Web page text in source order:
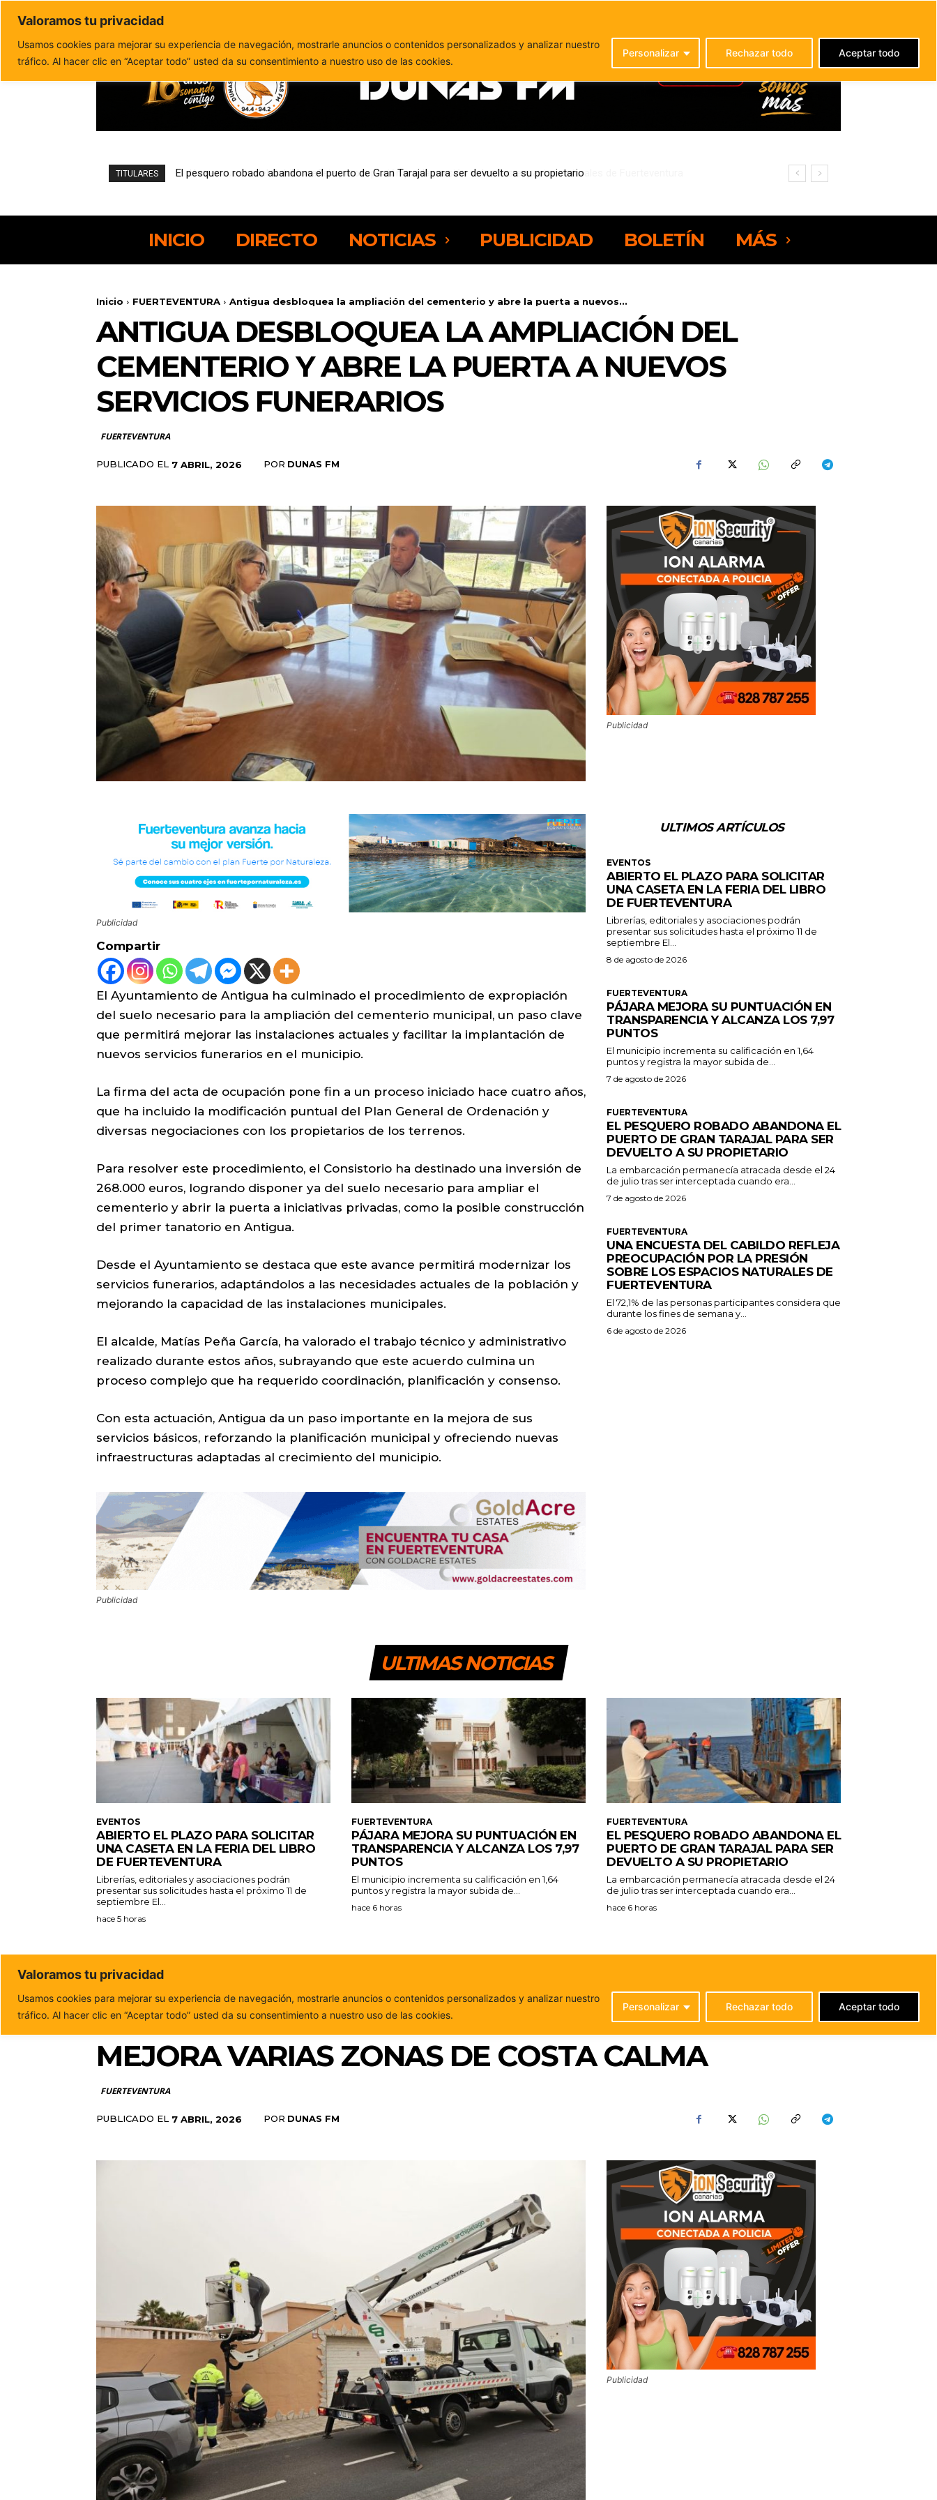
Valoramos tu privacidad
Usamos cookies para mejorar su experiencia de navegación, mostrarle anuncios o contenidos personalizados y analizar nuestro
tráfico. Al hacer clic en “Aceptar todo” usted da su consentimiento a nuestro uso de las cookies.
Personalizar Rechazar todo Aceptar todo
Política de privacidad
TITULARES Una encuesta del Cabildo refleja preocupación por la presión sobre los espacios naturales de Fuerteventura
INICIO DIRECTO NOTICIAS PUBLICIDAD BOLETÍN MÁS
Inicio FUERTEVENTURA Antigua desbloquea la ampliación del cementerio y abre la puerta a nuevos...
ANTIGUA DESBLOQUEA LA AMPLIACIÓN DEL
CEMENTERIO Y ABRE LA PUERTA A NUEVOS
SERVICIOS FUNERARIOS
FUERTEVENTURA
PUBLICADO EL 7 ABRIL, 2026 POR DUNAS FM
Publicidad
Publicidad
Compartir
El Ayuntamiento de Antigua ha culminado el procedimiento de expropiación
del suelo necesario para la ampliación del cementerio municipal, un paso clave
que permitirá mejorar las instalaciones actuales y facilitar la implantación de
nuevos servicios funerarios en el municipio.
La firma del acta de ocupación pone fin a un proceso iniciado hace cuatro años,
que ha incluido la modificación puntual del Plan General de Ordenación y
diversas negociaciones con los propietarios de los terrenos.
Para resolver este procedimiento, el Consistorio ha destinado una inversión de
268.000 euros, logrando disponer ya del suelo necesario para ampliar el
cementerio y abrir la puerta a iniciativas privadas, como la posible construcción
del primer tanatorio en Antigua.
Desde el Ayuntamiento se destaca que este avance permitirá modernizar los
servicios funerarios, adaptándolos a las necesidades actuales de la población y
mejorando la capacidad de las instalaciones municipales.
El alcalde, Matías Peña García, ha valorado el trabajo técnico y administrativo
realizado durante estos años, subrayando que este acuerdo culmina un
proceso complejo que ha requerido coordinación, planificación y consenso.
Con esta actuación, Antigua da un paso importante en la mejora de sus
servicios básicos, reforzando la planificación municipal y ofreciendo nuevas
infraestructuras adaptadas al crecimiento del municipio.
Publicidad
ULTIMOS ARTÍCULOS
EVENTOS
ABIERTO EL PLAZO PARA SOLICITAR
UNA CASETA EN LA FERIA DEL LIBRO
DE FUERTEVENTURA
Librerías, editoriales y asociaciones podrán
presentar sus solicitudes hasta el próximo 11 de
septiembre El...
8 de agosto de 2026
FUERTEVENTURA
PÁJARA MEJORA SU PUNTUACIÓN EN
TRANSPARENCIA Y ALCANZA LOS 7,97
PUNTOS
El municipio incrementa su calificación en 1,64
puntos y registra la mayor subida de...
7 de agosto de 2026
FUERTEVENTURA
EL PESQUERO ROBADO ABANDONA EL
PUERTO DE GRAN TARAJAL PARA SER
DEVUELTO A SU PROPIETARIO
La embarcación permanecía atracada desde el 24
de julio tras ser interceptada cuando era...
7 de agosto de 2026
FUERTEVENTURA
UNA ENCUESTA DEL CABILDO REFLEJA
PREOCUPACIÓN POR LA PRESIÓN
SOBRE LOS ESPACIOS NATURALES DE
FUERTEVENTURA
El 72,1% de las personas participantes considera que
durante los fines de semana y...
6 de agosto de 2026
ULTIMAS NOTICIAS
EVENTOS
ABIERTO EL PLAZO PARA SOLICITAR
UNA CASETA EN LA FERIA DEL LIBRO
DE FUERTEVENTURA
Librerías, editoriales y asociaciones podrán
presentar sus solicitudes hasta el próximo 11 de
septiembre El...
hace 5 horas
FUERTEVENTURA
PÁJARA MEJORA SU PUNTUACIÓN EN
TRANSPARENCIA Y ALCANZA LOS 7,97
PUNTOS
El municipio incrementa su calificación en 1,64
puntos y registra la mayor subida de...
hace 6 horas
FUERTEVENTURA
EL PESQUERO ROBADO ABANDONA EL
PUERTO DE GRAN TARAJAL PARA SER
DEVUELTO A SU PROPIETARIO
La embarcación permanecía atracada desde el 24
de julio tras ser interceptada cuando era...
hace 6 horas